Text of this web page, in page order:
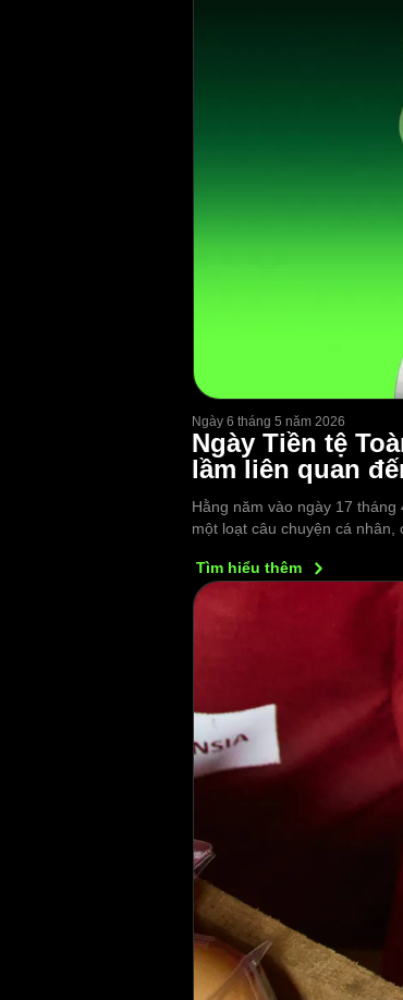
Ngày 6 tháng 5 năm 2026
Ngày Tiền tệ
lầm liên quan
Hằng năm vào ngày 17
một loạt câu chuyện cá nhân,
Tìm hiểu thêm